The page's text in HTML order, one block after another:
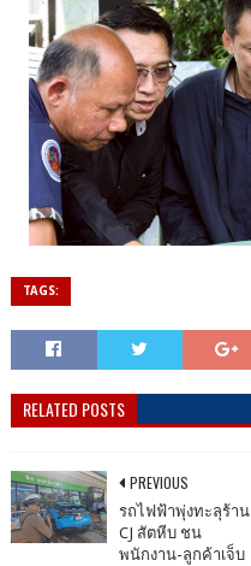
TAGS:
RELATED POSTS
PREVIOUS
รถไฟฟ้าพุ่งทะลุร้าน
CJ สัตหีบ ชน
พนักงาน-ลูกค้าเจ็บ